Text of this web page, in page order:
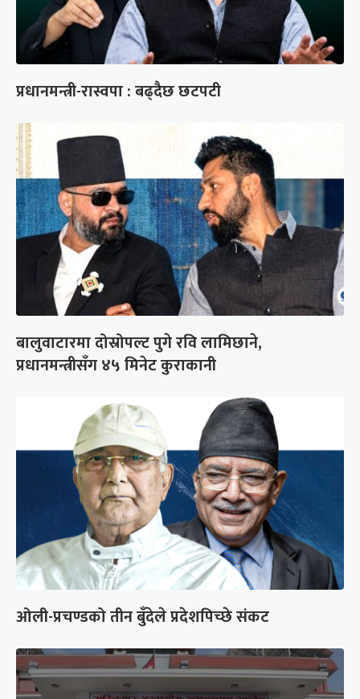
प्रधानमन्त्री-रास्वपा : बढ्दैछ छटपटी
बालुवाटारमा दोस्रोपल्ट पुगे रवि लामिछाने,
प्रधानमन्त्रीसँग ४५ मिनेट कुराकानी
ओली-प्रचण्डको तीन बुँदेले प्रदेशपिच्छे संकट